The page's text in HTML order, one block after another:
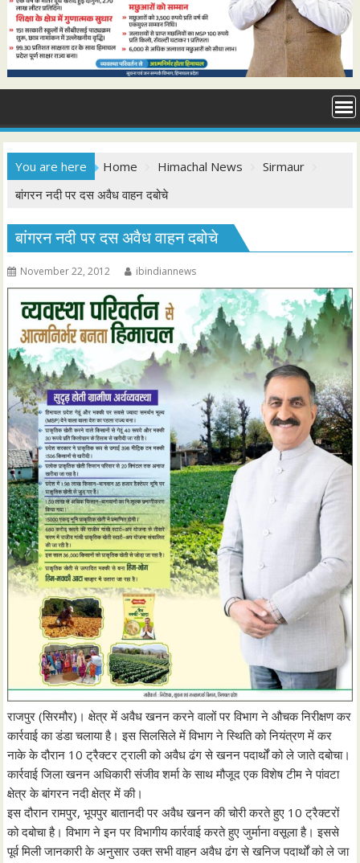
You are here Home Himachal News
Sirmaur
बांगरन नदी पर दस अवैध वाहन दबोचे
बांगरन नदी पर दस अवैध वाहन दबोचे
November 22, 2012 ibindiannews
राजपुर (सिरमौर)। क्षेत्र में अवैध खनन करने वालों पर विभाग ने औचक निरीक्षण कर
कार्रवाई का डंडा चलाया है। इस सिलसिले में विभाग ने स्थिति को नियंत्रण में कर
नाके के दौरान 10 ट्रैक्टर ट्राली को अवैध ढंग से खनन पदार्थों को ले जाते दबोचा।
कार्रवाई जिला खनन अधिकारी संजीव शर्मा के साथ मौजूद एक विशेष टीम ने पांवटा
क्षेत्र के बांगरन नदी क्षेत्र में की।
इस दौरान रामपुर, भूपपुर बातानदी पर अवैध खनन की चोरी करते हुए 10 ट्रैक्टरों
को दबोचा है। विभाग ने इन पर विभागीय कार्रवाई करते हुए जुर्माना वसूला है। इससे
पूर्व मिली जानकारी के अनुसार उक्त सभी वाहन अवैध ढंग से खनिज पदार्थों को ले जा